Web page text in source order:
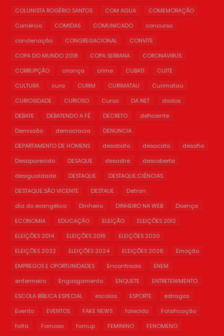
COLUNISTA ROGÉRIO SANTOS
COM AGUA
COMEMORAÇÃO
Comércio
COMIDAS COMUNICADO
concurso
condenação
CONGREGACIONAL
CONVITE
COPA DO MUNDO 2018
COPA SERRANA
CORONAVIRUS
CORRUPÇÃO
criança crime CUBATI
CUITE
CULTURA
cura CURIM CURIMATAU
Curimataú
CURIOSIDADE
CURIOSO Curso DA NET
dados
DEBATE
DEBATENDO A FÉ DECRETO
deficiente
Demissão
democracia
DENUNCIA
DEPARTAMENTO DE HOMENS
desabafo desacato
desafio
Desaparecido
DESAQUE desastre
descoberta
desigualdade
DESTAQUE
DESTAQUE;CIÊNCIAS
DESTAQUE;SÃO VICENTE
DESTAUE
Detran
dia do evangélico
Dinheiro DINHEIRO NA WEB
Doença
ECONOMIA
EDUCAÇÃO ELEIÇÃO
ELEIÇÕES 2012
ELEIÇÕES 2014
ELEIÇÕES 2016
ELEIÇÕES 2020
ELEIÇÕES 2022
ELEIÇÕES 2024 ELEIÇÕES 2026
Emoção
EMPREGOS E OPORTUNIDADES
Encontrada
ENEM
enfermeiro
Engasgamento ENQUETE
ENTRETENIMENTO
ESCOLA BÍBLICA ESPECIAL
escolas ESPORTE
estragos
Evento
EVENTOS FAKE NEWS falecido
Falsificação
falta
Famoso famup FEMININO
FENOMENO